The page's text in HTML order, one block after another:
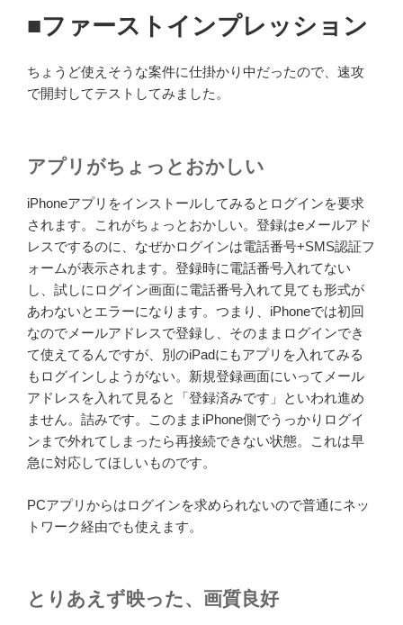
■ファーストインプレッション
ちょうど使えそうな案件に仕掛かり中だったので、速攻
で開封してテストしてみました。
アプリがちょっとおかしい
iPhoneアプリをインストールしてみるとログインを要求
されます。これがちょっとおかしい。登録はeメールアド
レスでするのに、なぜかログインは電話番号+SMS認証フ
ォームが表示されます。登録時に電話番号入れてない
し、試しにログイン画面に電話番号入れて見ても形式が
あわないとエラーになります。つまり、iPhoneでは初回
なのでメールアドレスで登録し、そのままログインでき
て使えてるんですが、別のiPadにもアプリを入れてみる
もログインしようがない。新規登録画面にいってメール
アドレスを入れて見ると「登録済みです」といわれ進め
ません。詰みです。このままiPhone側でうっかりログイ
ンまで外れてしまったら再接続できない状態。これは早
急に対応してほしいものです。
PCアプリからはログインを求められないので普通にネッ
トワーク経由でも使えます。
とりあえず映った、画質良好